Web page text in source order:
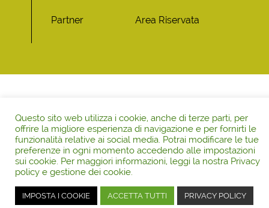
Partner Area Riservata
Questo sito web utilizza i cookie, anche di terze parti, per
offrire la migliore esperienza di navigazione e per fornirti le
funzionalità relative ai social media. Potrai modificare le tue
preferenze in ogni momento accedendo alle impostazioni
sui cookie. Per maggiori informazioni, leggi la nostra Privacy
policy e gestione dei cookie.
IMPOSTA I COOKIE ACCETTA TUTTI PRIVACY POLICY